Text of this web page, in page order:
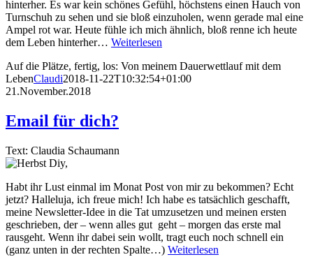
hinterher. Es war kein schönes Gefühl, höchstens einen Hauch von
Turnschuh zu sehen und sie bloß einzuholen, wenn gerade mal eine
Ampel rot war. Heute fühle ich mich ähnlich, bloß renne ich heute
dem Leben hinterher… Weiterlesen
Auf die Plätze, fertig, los: Von meinem Dauerwettlauf mit dem
LebenClaudi2018-11-22T10:32:54+01:00
21.November.2018
Email für dich?
Text: Claudia Schaumann
Habt ihr Lust einmal im Monat Post von mir zu bekommen? Echt
jetzt? Halleluja, ich freue mich! Ich habe es tatsächlich geschafft,
meine Newsletter-Idee in die Tat umzusetzen und meinen ersten
geschrieben, der – wenn alles gut geht – morgen das erste mal
rausgeht. Wenn ihr dabei sein wollt, tragt euch noch schnell ein
(ganz unten in der rechten Spalte…) Weiterlesen